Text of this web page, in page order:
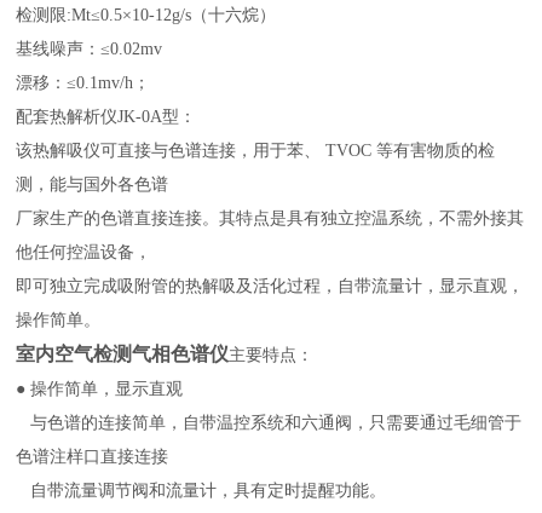
检测限:Mt≤0.5×10-12g/s（十六烷）
基线噪声：≤0.02mv
漂移：≤0.1mv/h；
配套热解析仪JK-0A型：
该热解吸仪可直接与色谱连接，用于苯、 TVOC 等有害物质的检
测，能与国外各色谱
厂家生产的色谱直接连接。其特点是具有独立控温系统，不需外接其
他任何控温设备，
即可独立完成吸附管的热解吸及活化过程，自带流量计，显示直观，
操作简单。
室内空气检测气相色谱仪主要特点：
● 操作简单，显示直观
与色谱的连接简单，自带温控系统和六通阀，只需要通过毛细管于
色谱注样口直接连接
自带流量调节阀和流量计，具有定时提醒功能。